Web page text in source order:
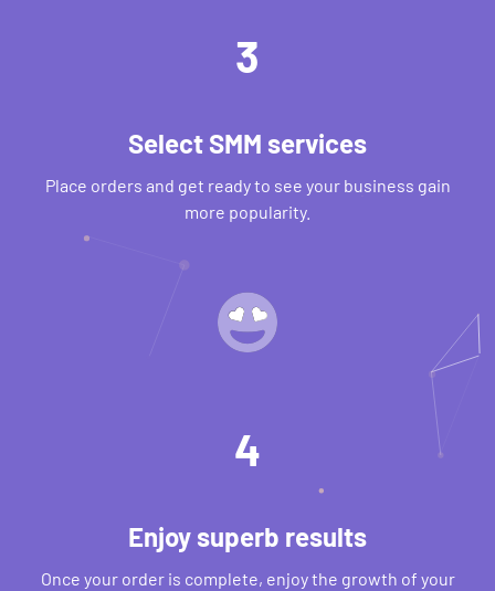
3
Select SMM services
Place orders and get ready to see your business gain
more popularity.
4
Enjoy superb results
Once your order is complete, enjoy the growth of your